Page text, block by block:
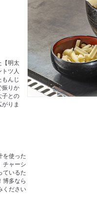
【明太
ツ人
んじ
振りか
子との
りま
を使った
チャーシ
ているた
博多なら
ください